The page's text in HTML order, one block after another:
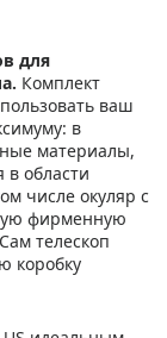
для
Комплект
ваш
в
материалы,
области
числе окуляр с
фирменную
телескоп
коробку